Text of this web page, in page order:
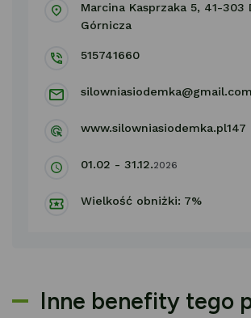
Marcina Kasprzaka 5, 41-303
Górnicza
515741660
silowniasiodemka@gmail.com
www.silowniasiodemka.pl147
01.02 - 31.12.2026
Wielkość obniżki: 7%
Inne benefity tego